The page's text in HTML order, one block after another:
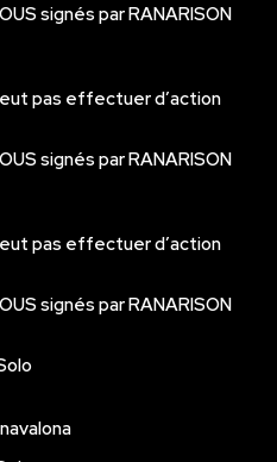
signés par RANARISON
pas effectuer d’action
signés par RANARISON
pas effectuer d’action
signés par RANARISON